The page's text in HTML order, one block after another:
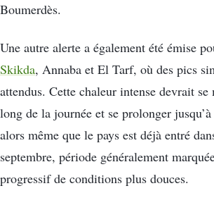
Boumerdès.
Une autre alerte a également été émise
Skikda, Annaba et El Tarf, où des pics
attendus. Cette chaleur intense devrait
long de la journée et se prolonger
alors même que le pays est déjà entré
septembre, période généralement
progressif de conditions plus douces.